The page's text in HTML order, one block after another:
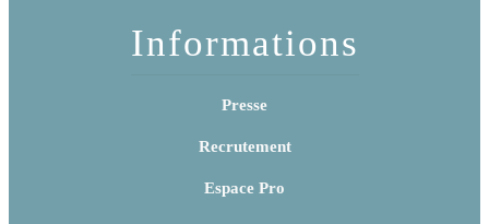
Informations
Presse
Recrutement
Espace Pro